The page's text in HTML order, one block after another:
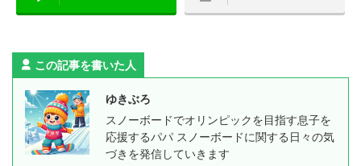
この記事を書いた人
ゆきぶろ
スノーボードでオリンピックを目指す息子を
応援するパパ スノーボードに関する日々の気
づきを発信していきます